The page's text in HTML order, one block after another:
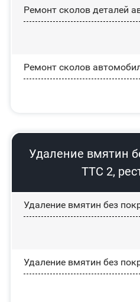
Ремонт сколов деталей
Ремонт сколов
Удаление вмятин
ТТС 2,
Удаление вмятин без
Удаление вмятин без